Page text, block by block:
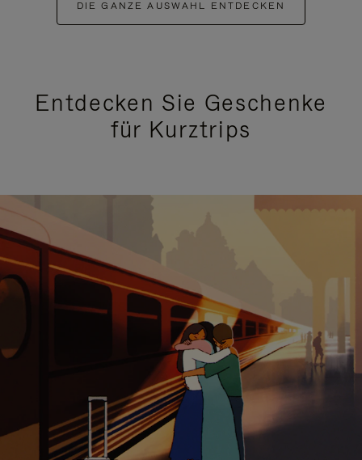
DIE GANZE AUSWAHL ENTDECKEN
Entdecken Sie Geschenke
für Kurztrips